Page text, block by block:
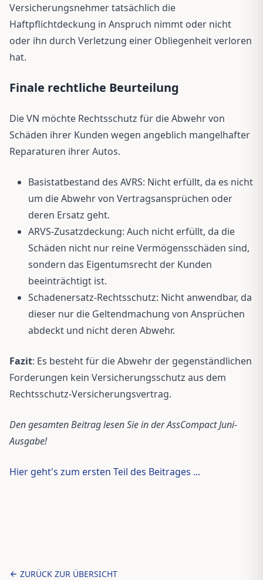
Versicherungsnehmer tatsächlich die
Haftpflichtdeckung in Anspruch nimmt oder nicht
oder ihn durch Verletzung einer Obliegenheit verloren
hat.
Finale rechtliche Beurteilung
Die VN möchte Rechtsschutz für die Abwehr von
Schäden ihrer Kunden wegen angeblich mangelhafter
Reparaturen ihrer Autos.
Basistatbestand des AVRS: Nicht erfüllt, da es nicht
um die Abwehr von Vertragsansprüchen oder
deren Ersatz geht.
ARVS-Zusatzdeckung: Auch nicht erfüllt, da die
Schäden nicht nur reine Vermögensschäden sind,
sondern das Eigentumsrecht der Kunden
beeinträchtigt ist.
Schadenersatz-Rechtsschutz: Nicht anwendbar, da
dieser nur die Geltendmachung von Ansprüchen
abdeckt und nicht deren Abwehr.
Fazit: Es besteht für die Abwehr der gegenständlichen
Forderungen kein Versicherungsschutz aus dem
Rechtsschutz-Versicherungsvertrag.
Den gesamten Beitrag lesen Sie in der AssCompact Juni-
Ausgabe!
Hier geht's zum ersten Teil des Beitrages ...
ZURÜCK ZUR ÜBERSICHT